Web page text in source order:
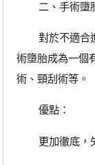
二、手術墮
對於不適合進
術墮胎成為一個
術、頸刮術等。
優點：
更加徹底，失